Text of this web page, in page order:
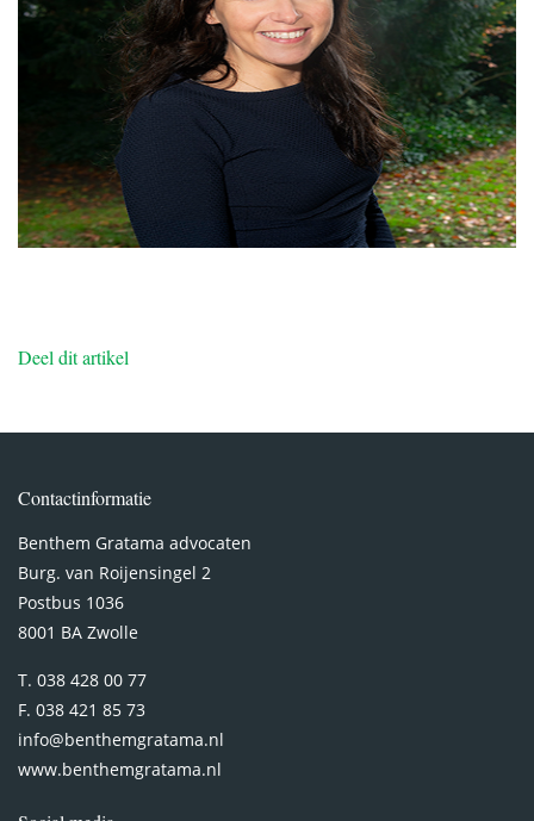
Deel dit artikel
Contactinformatie
Benthem Gratama advocaten
Burg. van Roijensingel 2
Postbus 1036
8001 BA Zwolle
T. 038 428 00 77
F. 038 421 85 73
info@benthemgratama.nl
www.benthemgratama.nl